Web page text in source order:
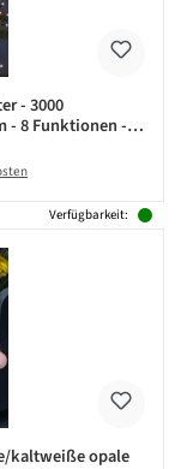
- 3000
- 8 Funktionen -
Verfügbarkeit:
kaltweiße opale